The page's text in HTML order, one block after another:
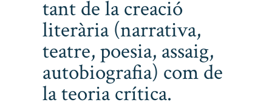
tant de la creació
literària (narrativa,
teatre, poesia, assaig,
autobiografia) com de
la teoria crítica.